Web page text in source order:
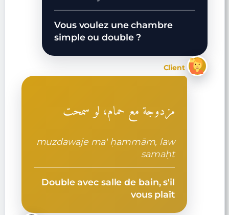
Vous voulez une chambre
simple ou double ?
Client
مزدوجة مع حمام، لو سمحت
muzdawaje ma' ḥammām, law
samaḥt
Double avec salle de bain, s'il
vous plaît